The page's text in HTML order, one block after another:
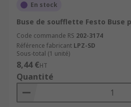
En stock
Buse de soufflette Festo Buse
Code commande RS 202-3174
Référence fabricant LPZ-SD
Sous-total (1 unité)
8,44 €HT
Quantité